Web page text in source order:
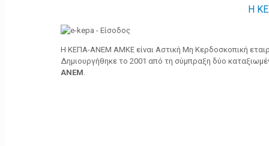
Η
Η ΚΕΠΑ-ΑΝΕΜ ΑΜΚΕ είναι Αστική Μη Κερδοσκοπική
Δημιουργήθηκε το 2001 από τη σύμπραξη δύο
ΑΝΕΜ.